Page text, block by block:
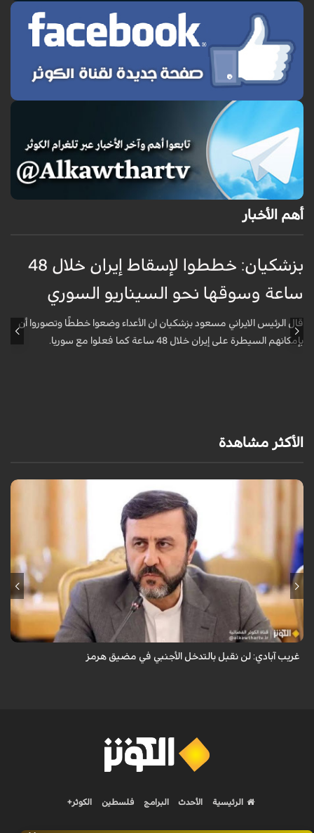
أهم الأخبار
بزشكيان: خططوا لإسقاط إيران خلال 48
ساعة وسوقها نحو السيناريو السوري
قال الرئيس الايراني مسعود بزشكيان ان الأعداء وضعوا خططًا وتصوروا أن
بإمكانهم السيطرة على إيران خلال 48 ساعة كما فعلوا مع سوريا.
الأكثر مشاهدة
قال نائب وزير الخارجية الإيراني كاظم غريب آبادي، إن إيران لن تقبل بالتدخل
الأجنبي في مضيق هرمز.
غريب آبادي: لن نقبل بالتدخل الأجنبي في مضيق هرمز
الرئيسية الأحدث البرامج فلسطين الكوثر+